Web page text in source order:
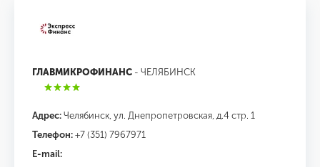
ГЛАВМИКРОФИНАНС - ЧЕЛЯБИНСК
Адрес: Челябинск, ул. Днепропетровская, д.4 стр. 1
Телефон: +7 (351) 7967971
E-mail: